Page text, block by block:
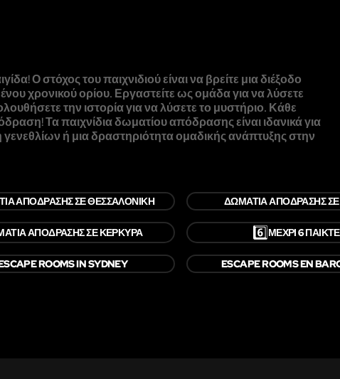
Ο στόχος του παιχνιδιού είναι να βρείτε μια διέξοδο
χρονικού ορίου. Εργαστείτε ως ομάδα για να λύσετε
την ιστορία για να λύσετε το μυστήριο. Κάθε
Τα παιχνίδια δωματίου απόδρασης είναι ιδανικά για
γενεθλίων ή μια δραστηριότητα ομαδικής ανάπτυξης στην
ΑΠΌΔΡΑΣΗΣ ΣΕ ΘΕΣΣΑΛΟΝΊΚΗ ΔΩΜΆΤΙΑ ΑΠΌΔΡΑΣΗΣ
ΑΠΌΔΡΑΣΗΣ ΣΕ ΚΈΡΚΥΡΑ 6️⃣ΜΈΧΡΙ 6
ROOMS IN SYDNEY ESCAPE ROOMS EN